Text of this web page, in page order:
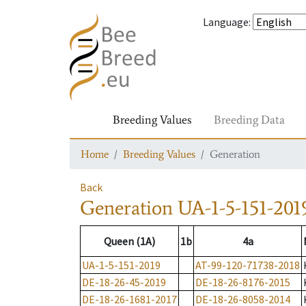
Language:
Breeding Values Breeding Data
Home Breeding Values Generation
Back
GenerationUA-1-5-151-
Queen (1A) 1b 4a
UA-1-5-151-2019
AT-99-120-71738-2018
DE-18-26-45-2019
DE-18-26-8176-2015
DE-18-26-1681-2017
DE-18-26-8058-2014